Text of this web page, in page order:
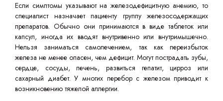
Если симптомы указывают на железодефицитную анемию, то
специалист назначает пациенту группу железосодержащих
препаратов. Обычно они принимаются в виде таблеток или
капсул, иногда их вводят внутривенно или внутримышечно.
Нельзя заниматься самолечением, так как переизбыток
железа не менее опасен, чем дефицит. Могут пострадать зубы,
сердце, сосуды, печень, развиться гепатит, цирроз или
сахарный диабет. У многих перебор с железом приводит к
возникновению тяжелой аллергии.